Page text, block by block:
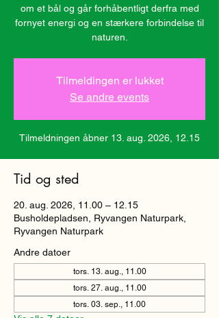
om et bål og går forhåbentligt derfra med
fornyet energi og en stærkere forbindelse til
naturen.
Tilmeldingen er lukket
Se andre events
Tilmeldningen åbner 13. aug. 2026, 12.15
Tid og sted
20. aug. 2026, 11.00 – 12.15
Busholdepladsen, Ryvangen Naturpark,
Ryvangen Naturpark
Andre datoer
tors. 13. aug., 11.00
tors. 27. aug., 11.00
tors. 03. sep., 11.00